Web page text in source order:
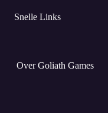
Snelle Links
Over Goliath Games